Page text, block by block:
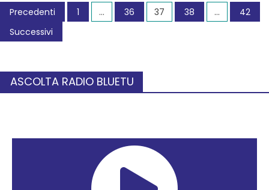
Precedenti 1 … 36 37 38 …
42
Successivi
ASCOLTA RADIO BLUETU